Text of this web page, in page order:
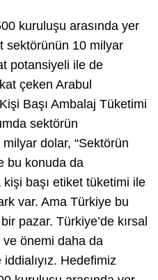
kuruluşu arasında yer
sektörünün 10 milyar
potansiyeli ile de
çeken Arabul
Başı Ambalaj Tüketimi
sektörün
dolar, “Sektörün
bu konuda da
kişi başı etiket tüketimi ile
var. Ama Türkiye bu
pazar. Türkiye’de kırsal
ve önemi daha da
Hedefimiz